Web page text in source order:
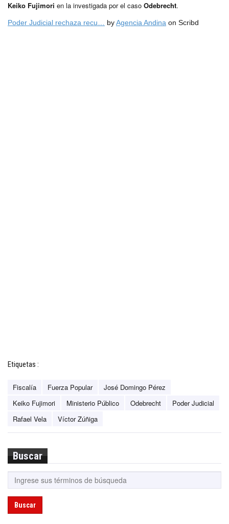
Keiko Fujimori en la investigada por el caso Odebrecht.
Poder Judicial rechaza recu… byAgencia Andina on Scribd
Etiquetas :
Fiscalía Fuerza Popular
José Domingo Pérez
Keiko Fujimori
Ministerio Público Odebrecht
Poder Judicial
Rafael Vela
Víctor Zúñiga
Buscar
Buscar